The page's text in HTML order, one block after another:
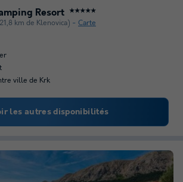
Resort ★★★★★
km de Klenovica) Carte
ville de Krk
les autres disponibilités